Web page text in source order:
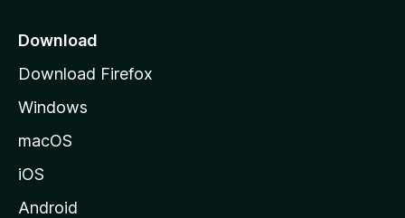
e
M
o
l
l
Download
Download Firefox
Windows
macOS
iOS
Android